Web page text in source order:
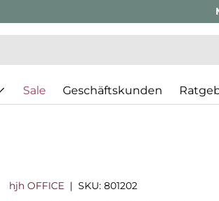
Sale Geschäftskunden
hjh OFFICE |SKU: 801202